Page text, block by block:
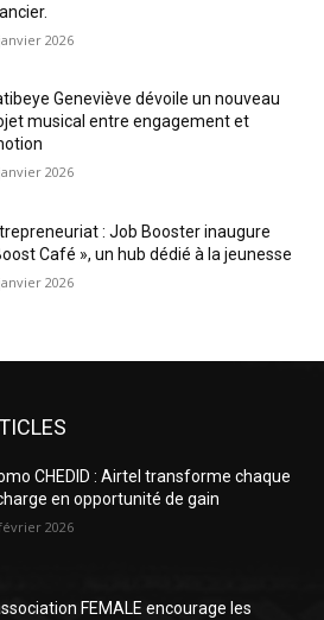
2026
Geneviève dévoile un nouveau
musical entre engagement et
2026
: Job Booster inaugure
Café », un hub dédié à la jeunesse
2026
CHEDID : Airtel transforme chaque
en opportunité de gain
2026
FEMALE encourage les